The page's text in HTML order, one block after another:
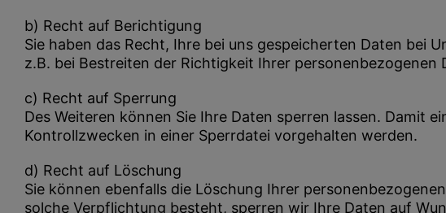
b) Recht auf Berichtigung
Sie haben das Recht, Ihre bei uns gespeicherten Daten bei
z.B. bei Bestreiten der Richtigkeit Ihrer personenbezogenen
c) Recht auf Sperrung
Des Weiteren können Sie Ihre Daten sperren lassen. Damit
Kontrollzwecken in einer Sperrdatei vorgehalten werden.
d) Recht auf Löschung
Sie können ebenfalls die Löschung Ihrer
solche Verpflichtung besteht, sperren wir Ihre Daten auf